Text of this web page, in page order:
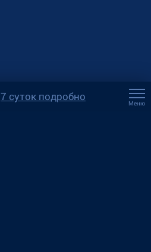
7 суток подробно
Меню